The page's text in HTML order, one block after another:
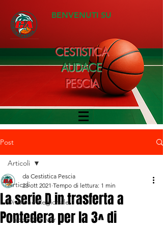
BENVENUTI SU
CESTISTICA
AUDACE
PESCIA
Post
Articoli
Divisione Regionale 1
Under 20 Silver
Articoli
La serie D in trasferta a
Pontedera per la 3^ di
da Cestistica Pescia
23 ott 2021 Tempo di lettura: 1 min